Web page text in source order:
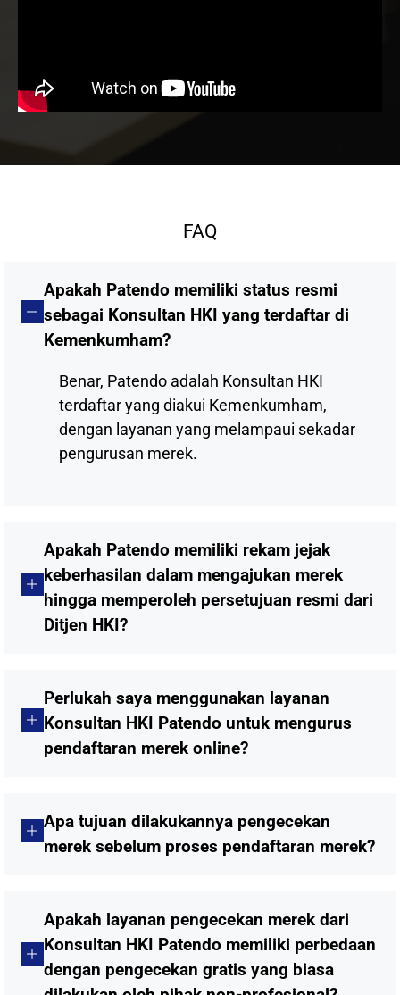
FAQ
Apakah Patendo memiliki status resmi
sebagai Konsultan HKI yang terdaftar di
Kemenkumham?
Benar, Patendo adalah Konsultan HKI
terdaftar yang diakui Kemenkumham,
dengan layanan yang melampaui sekadar
pengurusan merek.
Apakah Patendo memiliki rekam jejak
keberhasilan dalam mengajukan merek
hingga memperoleh persetujuan resmi dari
Ditjen HKI?
Perlukah saya menggunakan layanan
Konsultan HKI Patendo untuk mengurus
pendaftaran merek online?
Apa tujuan dilakukannya pengecekan
merek sebelum proses pendaftaran merek?
Apakah layanan pengecekan merek dari
Konsultan HKI Patendo memiliki perbedaan
dengan pengecekan gratis yang biasa